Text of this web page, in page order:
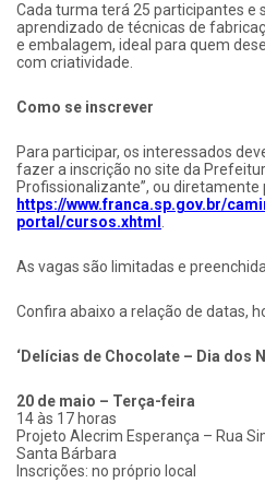
Cada turma terá 25 participantes e
aprendizado de técnicas de
e embalagem, ideal para quem
com criatividade.
Como se inscrever
Para participar, os interessados
fazer a inscrição no site da
Profissionalizante”, ou diretamente
https://www.franca.sp.gov.br/
portal/cursos.xhtml
As vagas são limitadas e
Confira abaixo a relação de datas,
‘Delícias de Chocolate – Dia dos
20 de maio – Terça-feira
14 às 17 horas
Projeto Alecrim Esperança – Rua
Santa Bárbara
Inscrições: no próprio local